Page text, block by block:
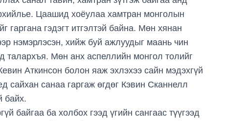
Цаашид хоёулаа хамтран монголын
гаргана гэдэгт итгэлтэй байна. Мөн хянан
нэмэрлэсэн, хийж буй ажлуудыг маань чин
талархъя. Мөн анх аспеллийн монгол толийг
Аткинсон болон яаж эхлэхээ сайн мэдэхгүй
сайхан санаа гаргаж өгдөг Кэвин Сканнелл
байх.
байгаа ба холбох гээд үгийн сангаас түүгээд